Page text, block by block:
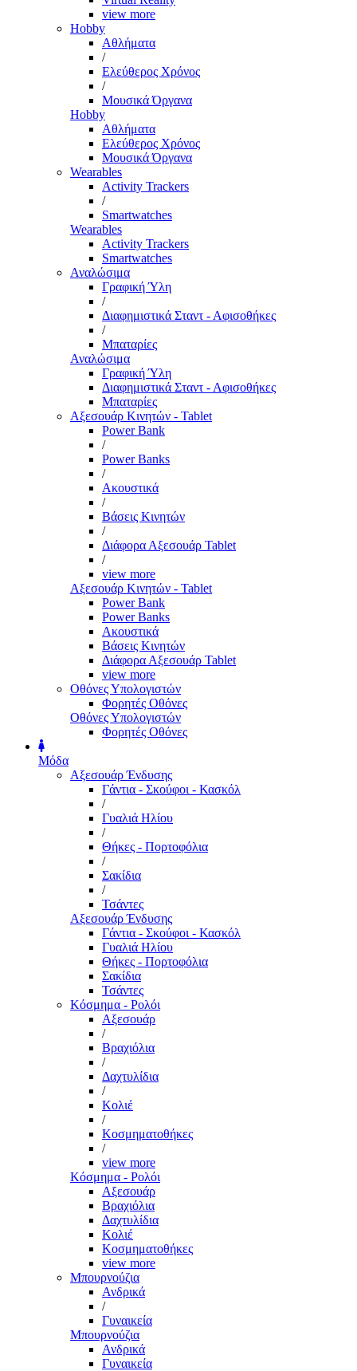
view more
Hobby
Αθλήματα
/
Ελεύθερος Χρόνος
/
Μουσικά Όργανα
Hobby
Αθλήματα
Ελεύθερος Χρόνος
Μουσικά Όργανα
Wearables
Activity Trackers
/
Smartwatches
Wearables
Activity Trackers
Smartwatches
Αναλώσιμα
Γραφική Ύλη
/
Διαφημιστικά Σταντ - Αφισοθήκες
/
Μπαταρίες
Αναλώσιμα
Γραφική Ύλη
Διαφημιστικά Σταντ - Αφισοθήκες
Μπαταρίες
Αξεσουάρ Κινητών - Tablet
Power Bank
/
Power Banks
/
Ακουστικά
/
Βάσεις Κινητών
/
Διάφορα Αξεσουάρ Tablet
/
view more
Αξεσουάρ Κινητών - Tablet
Power Bank
Power Banks
Ακουστικά
Βάσεις Κινητών
Διάφορα Αξεσουάρ Tablet
view more
Οθόνες Υπολογιστών
Φορητές Οθόνες
Οθόνες Υπολογιστών
Φορητές Οθόνες
Μόδα
Αξεσουάρ Ένδυσης
Γάντια - Σκούφοι - Κασκόλ
/
Γυαλιά Ηλίου
/
Θήκες - Πορτοφόλια
/
Σακίδια
/
Τσάντες
Αξεσουάρ Ένδυσης
Γάντια - Σκούφοι - Κασκόλ
Γυαλιά Ηλίου
Θήκες - Πορτοφόλια
Σακίδια
Τσάντες
Κόσμημα - Ρολόι
Αξεσουάρ
/
Βραχιόλια
/
Δαχτυλίδια
/
Κολιέ
/
Κοσμηματοθήκες
/
view more
Κόσμημα - Ρολόι
Αξεσουάρ
Βραχιόλια
Δαχτυλίδια
Κολιέ
Κοσμηματοθήκες
view more
Μπουρνούζια
Ανδρικά
/
Γυναικεία
Μπουρνούζια
Ανδρικά
Γυναικεία